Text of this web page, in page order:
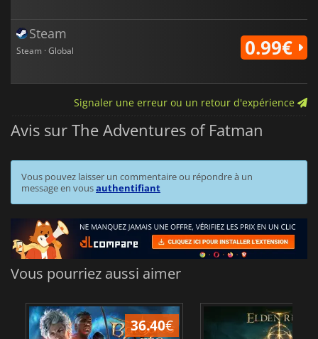
Steam
Steam · Global 0.99€
Signaler une erreur ou un retour d'expérience
Avis sur The Adventures of Fatman
Vous pouvez laisser un commentaire ou répondre à un
message en vousauthentifiant
Vous pourriez aussi aimer
36.40€